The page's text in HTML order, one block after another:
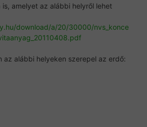
amelyet az alábbi helyről lehet
download/a/20/30000/nvs_konce
az alábbi helyeken szerepel az erdő: